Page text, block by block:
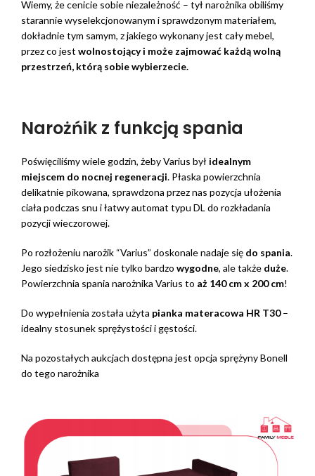
Wiemy, że cenicie sobie niezależność – tył narożnika obiliśmy
starannie wyselekcjonowanym i sprawdzonym materiałem,
dokładnie tym samym, z jakiego wykonany jest cały mebel,
przez co jest wolnostojący i może zajmować każdą wolną
przestrzeń, którą sobie wybierzecie.
Narożńik z funkcją spania
Poświęciliśmy wiele godzin, żeby Varius był idealnym
miejscem do nocnej regeneracji. Płaska powierzchnia
delikatnie pikowana, sprawdzona przez nas pozycja ułożenia
ciała podczas snu i łatwy automat typu DL do rozkładania
pozycji wieczorowej.
Po rozłożeniu narożik “Varius” doskonale nadaje się do spania.
Jego siedzisko jest nie tylko bardzo wygodne, ale także duże.
Powierzchnia spania narożnika Varius to aż 140 cm x 200 cm!
Do wypełnienia została użyta pianka materacowa HR T30–
idealny stosunek sprężystości i gęstości.
Na pozostałych aukcjach dostępna jest opcja sprężyny Bonell
do tego narożnika